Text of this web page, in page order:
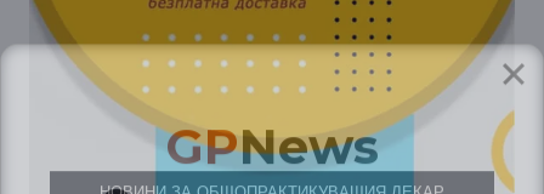
GP News
НОВИНИ ЗА ОБЩОПРАКТИКУВАЩИЯ ЛЕКАР